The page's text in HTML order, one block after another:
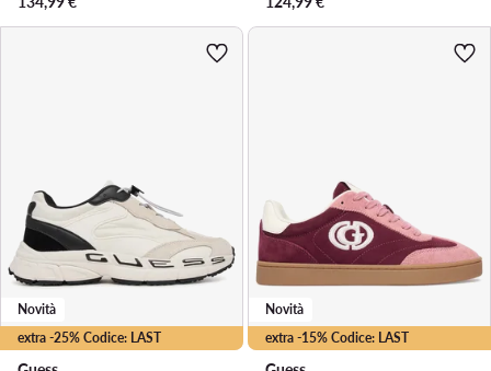
extra -25% Codice: LAST
Novità
extra -15% Codice: LAST
Novità